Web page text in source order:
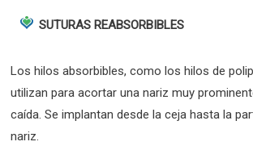
SUTURAS REABSORBIBLES
Los hilos absorbibles, como los hilos de
utilizan para acortar una nariz muy
caída. Se implantan desde la ceja hasta la
nariz.